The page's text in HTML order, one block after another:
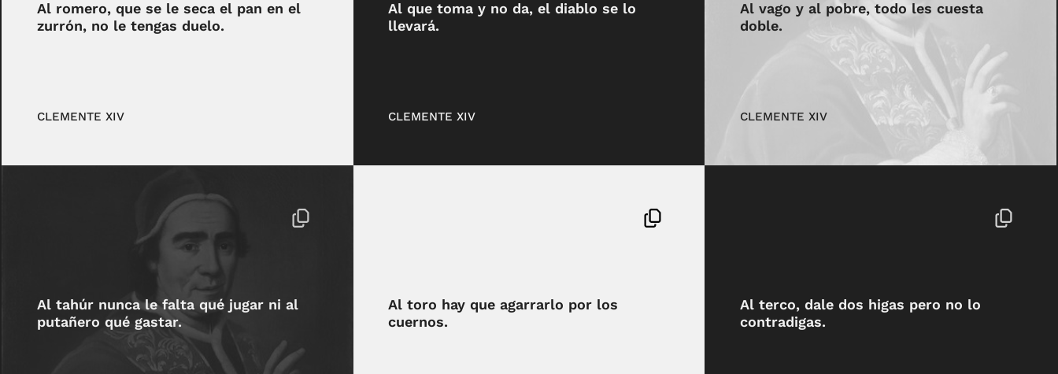
Al romero, que se le seca el pan en el
zurrón, no le tengas duelo.
CLEMENTE XIV
Al que toma y no da, el diablo se lo
llevará.
CLEMENTE XIV
Al vago y al pobre, todo les cuesta
doble.
CLEMENTE XIV
Al tahúr nunca le falta qué jugar ni al
putañero qué gastar.
Al toro hay que agarrarlo por los
cuernos.
Al terco, dale dos higas pero no lo
contradigas.